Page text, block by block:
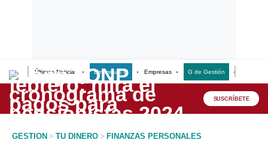
Últimas Noticias Empresas G Empresas G de Gestión
Lo último
Peru Quiosco SUSCRÍBETE
GESTION > TU DINERO > FINANZAS PERSONALES